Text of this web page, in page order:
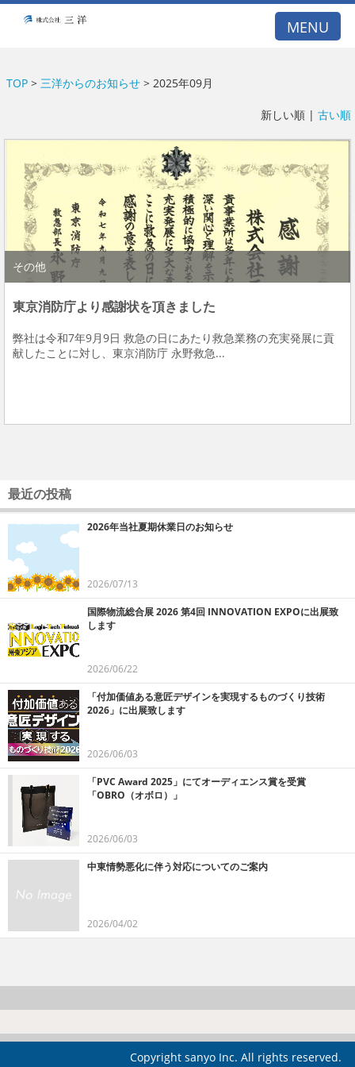
A53E59DB21DB099A77E5122BCBD1D26E
MENU
TOP> 三洋からのお知らせ> 2025年09月
新しい順 | 古い順
その他
東京消防庁より感謝状を頂きました
弊社は令和7年9月9日 救急の日にあたり救急業務の充実発展に貢
献したことに対し、東京消防庁 永野救急...
最近の投稿
2026年当社夏期休業日のお知らせ
2026/07/13
国際物流総合展 2026 第4回 INNOVATION EXPOに出展致
します
2026/06/22
「付加価値ある意匠デザインを実現するものづくり技術
2026」に出展致します
2026/06/03
「PVC Award 2025」にてオーディエンス賞を受賞
「OBRO（オボロ）」
2026/06/03
中東情勢悪化に伴う対応についてのご案内
2026/04/02
Copyright sanyo Inc. All rights reserved.